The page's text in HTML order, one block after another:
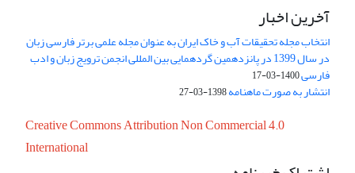
آخرین اخبار
انتخاب مجله تحقیقات آب و خاک ایران به عنوان مجله علمی برتر فارسی زبان
در سال 1399 در پانزدهمین گردهمایی بین المللی انجمن ترویج زبان و ادب
فارسی1400-03-17
انتشار به صورت ماهنامه1398-03-27
Creative Commons Attribution Non Commercial 4.0
International